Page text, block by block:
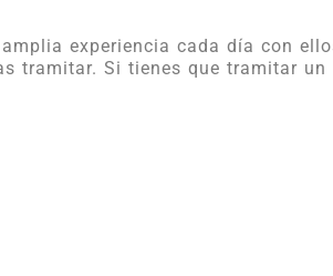
experiencia cada día con
tramitar. Si tienes que tramitar